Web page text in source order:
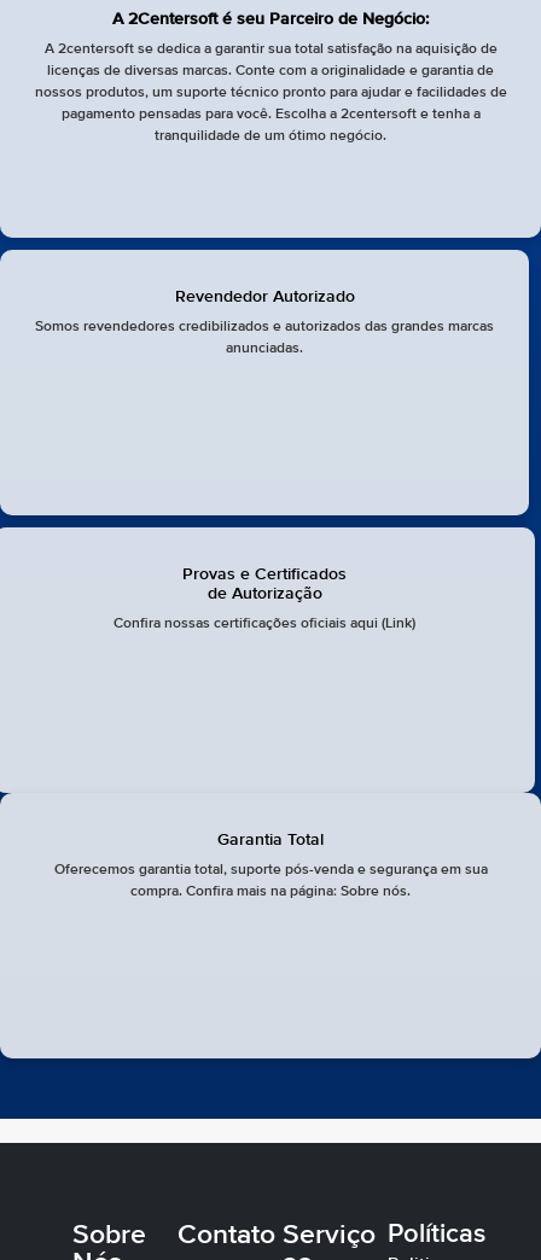
A 2Centersoft é seu Parceiro de Negócio:
A 2centersoft se dedica a garantir sua total satisfação na aquisição de
licenças de diversas marcas. Conte com a originalidade e garantia de
nossos produtos, um suporte técnico pronto para ajudar e facilidades de
pagamento pensadas para você. Escolha a 2centersoft e tenha a
tranquilidade de um ótimo negócio.
Revendedor Autorizado
Somos revendedores credibilizados e autorizados das grandes marcas
anunciadas.
Provas e Certificados
de Autorização
Confira nossas certificações oficiais aqui (Link)
Garantia Total
Oferecemos garantia total, suporte pós-venda e segurança em sua
compra. Confira mais na página: Sobre nós.
Sobre
Contato Serviço
Políticas